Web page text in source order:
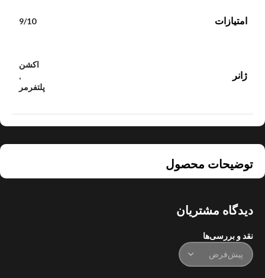
توضیحات محصول
امتیازات 9/10
ژانر
اکشن
,
پلتفرمر
دیدگاه مشتریان
نقد و بررسی‌ها